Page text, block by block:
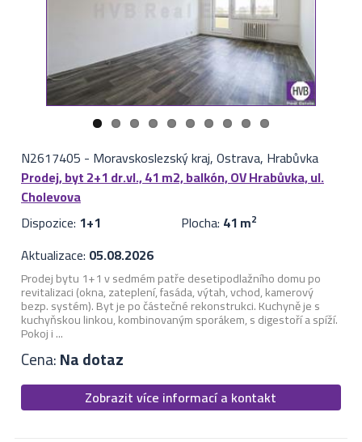
N2617405 - Moravskoslezský kraj, Ostrava, Hrabůvka
Prodej, byt 2+1 dr.vl., 41 m2, balkón, OV Hrabůvka, ul.
Cholevova
Dispozice: 1+1 Plocha: 41 m2
Aktualizace: 05.08.2026
Prodej bytu 1+1 v sedmém patře desetipodlažního domu po
revitalizaci (okna, zateplení, fasáda, výtah, vchod, kamerový
bezp. systém). Byt je po částečné rekonstrukci. Kuchyně je s
kuchyňskou linkou, kombinovaným sporákem, s digestoří a spíží.
Pokoj i ...
Cena:Na dotaz
Zobrazit více informací a kontakt